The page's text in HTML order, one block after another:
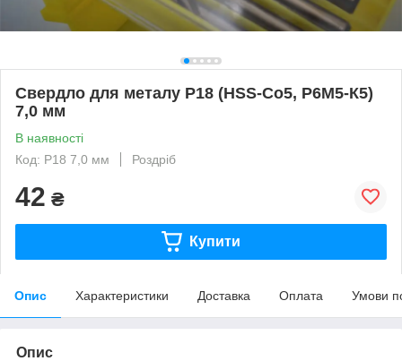
Свердло для металу Р18 (HSS-Co5, Р6М5-К5)
7,0 мм
В наявності
Код: Р18 7,0 мм
Роздріб
42 ₴
Купити
Опис Характеристики Доставка Оплата Умови
Опис